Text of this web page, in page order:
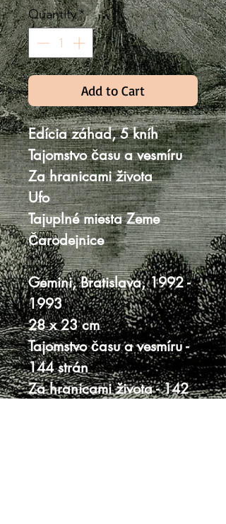
Quantity*
Add to Cart
Edícia záhad, 5 kníh
Tajomstvo času a vesmíru
Za hranicami života
Ufo
Tajuplné miesta Zeme
Čarodejnice
Gemini, Bratislava, 1992 -
1993
28 x 23 cm
Tajomstvo času a vesmíru -
144 strán
Za hranicami života - 142